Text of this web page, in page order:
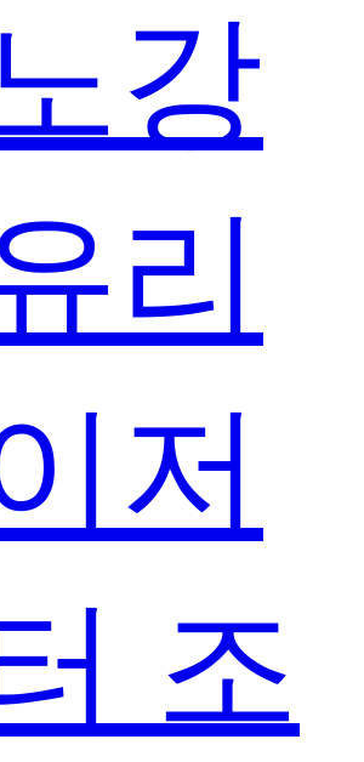
강
리
저
조